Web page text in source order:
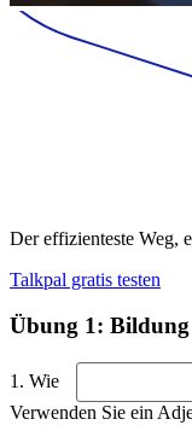
Der effizienteste Weg,
Talkpal gratis testen
Übung 1: Bildung
1. Wie
Verwenden Sie ein